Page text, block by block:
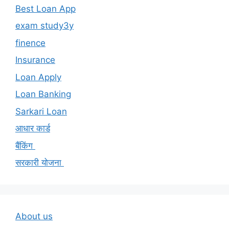
Best Loan App
exam study3y
finence
Insurance
Loan Apply
Loan Banking
Sarkari Loan
आधार कार्ड
बैंकिंग
सरकारी योजना
About us